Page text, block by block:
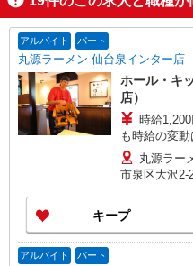
アルバイト パート
丸源ラーメン 仙台泉インター店
ホール・キ
店）
時給
も時給の変
時給1,100円
丸源ラー
市泉区大沢
キープ
アルバイト パート